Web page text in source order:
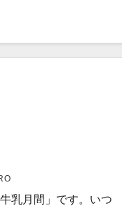
乳月間」です。いつ